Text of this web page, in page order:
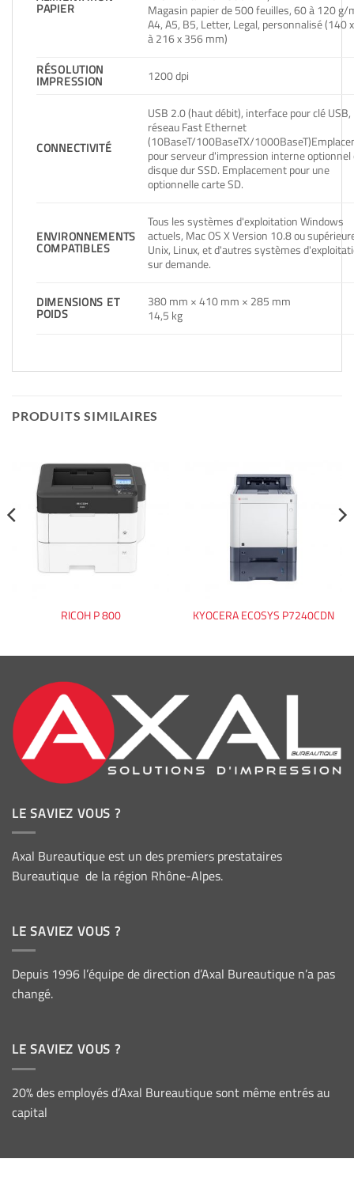
PAPIER
Magasin papier de 500 feuilles, 60 à 120 g/
A4, A5, B5, Letter, Legal, personnalisé (140
à 216 x 356 mm)
RÉSOLUTION
IMPRESSION 1200 dpi
CONNECTIVITÉ
USB 2.0 (haut débit), interface pour clé USB,
réseau Fast Ethernet
(10BaseT/100BaseTX/
pour serveur d'impression interne optionnel
disque dur SSD. Emplacement pour une
optionnelle carte SD.
ENVIRONNEMENTS
COMPATIBLES
Tous les systèmes d'exploitation Windows
actuels, Mac OS X Version 10.8 ou
Unix, Linux, et d'autres systèmes
sur demande.
DIMENSIONS ET
POIDS
380 mm × 410 mm × 285 mm
14,5 kg
PRODUITS SIMILAIRES
RICOH P 800 KYOCERA ECOSYS P7240CDN
LE SAVIEZ VOUS ?
Axal Bureautique est un des premiers prestataires
Bureautique de la région Rhône-Alpes.
LE SAVIEZ VOUS ?
Depuis 1996 l’équipe de direction d’Axal Bureautique n’a pas
changé.
LE SAVIEZ VOUS ?
20% des employés d’Axal Bureautique sont même entrés au
capital